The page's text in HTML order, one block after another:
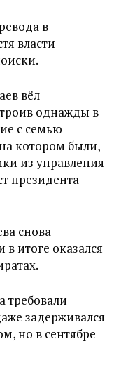
в
власти
вёл
однажды в
с семью
котором были,
из управления
президента
снова
в итоге оказался
требовали
задерживался
но в сентябре